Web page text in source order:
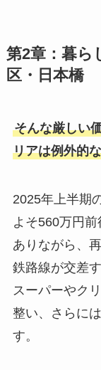
第2章：暮ら
区・日本橋
そんな厳しい
リアは例外的
2025年上半期
よそ560万円
ありながら、
鉄路線が交差
スーパーやク
整い、さらに
す。